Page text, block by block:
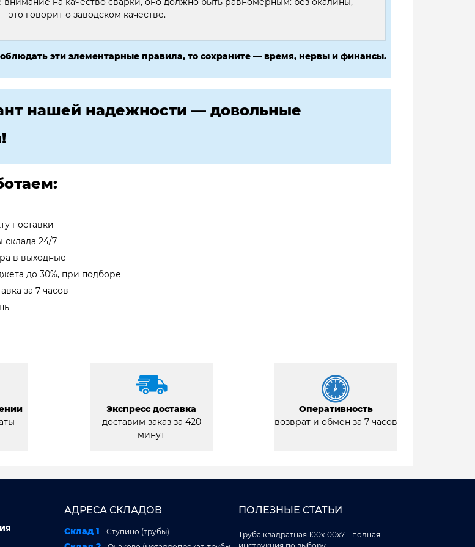
говорит о заводском качестве.
эти элементарные правила, то сохраните — время, нервы и финансы.
нашей надежности — довольные
поставки
24/7
в выходные
до 30%, при подборе
за 7 часов
Экспресс доставка
доставим заказ за 420
минут
Оперативность
возврат и обмен за 7 часов
АДРЕСА СКЛАДОВ
Склад 1 - Ступино (трубы)
ПОЛЕЗНЫЕ СТАТЬИ
Труба квадратная 100x100x7 – полная